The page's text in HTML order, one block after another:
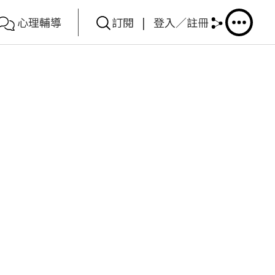
心理輔導 訂閱 | 登入／註冊